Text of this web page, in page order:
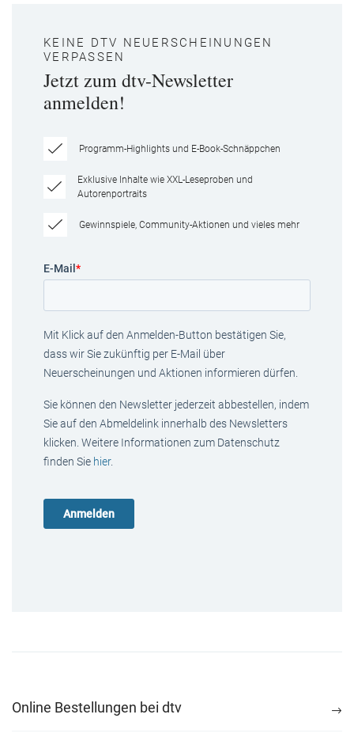
KEINE DTV NEUERSCHEINUNGEN
VERPASSEN
Jetzt zum dtv-Newsletter
anmelden!
Programm-Highlights und E-Book-Schnäppchen
Exklusive Inhalte wie XXL-Leseproben und
Autorenportraits
Gewinnspiele, Community-Aktionen und vieles mehr
E-Mail *
Mit Klick auf den Anmelden-Button bestätigen Sie,
dass wir Sie zukünftig per E-Mail über
Neuerscheinungen und Aktionen informieren dürfen.
Sie können den Newsletter jederzeit abbestellen, indem
Sie auf den Abmeldelink innerhalb des Newsletters
klicken. Weitere Informationen zum Datenschutz
finden Sie hier.
Online Bestellungen bei dtv